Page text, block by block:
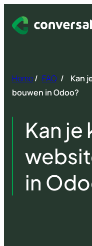
naar
Home/ FAQ /
Kan
bouwen in Odoo?
Kan
in